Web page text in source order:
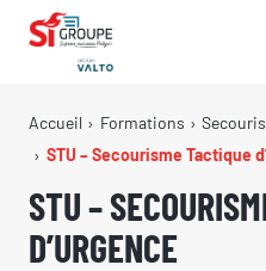
Accueil Formations
STU – Secourisme Tactique
STU –
D’URGENCE
Panneau de gestion des